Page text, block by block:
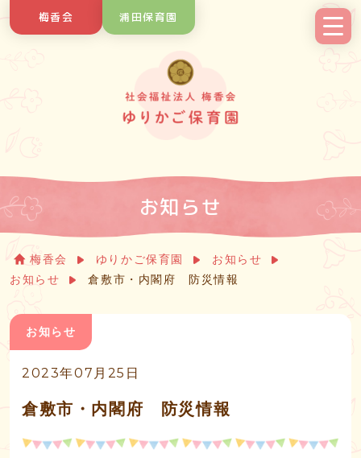
to
梅香会 浦田保育園
お知らせ
梅香会 ゆりかご保育園
お知らせ
お知らせ
倉敷市・内閣府 防災情報
お知らせ
2023年07月25日
倉敷市・内閣府 防災情報